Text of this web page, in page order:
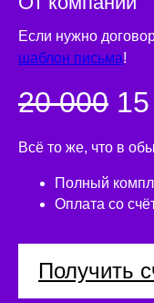
Если нужно
шаблон письма!
20 000
Всё то же, что в
Полный
Оплата со
Получить